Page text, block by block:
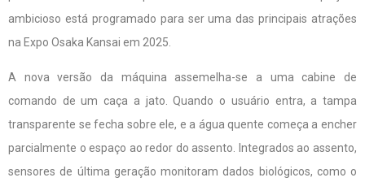
ambicioso está programado para ser uma das principais atrações
na Expo Osaka Kansai em 2025.
A nova versão da máquina assemelha-se a uma cabine de
comando de um caça a jato. Quando o usuário entra, a tampa
transparente se fecha sobre ele, e a água quente começa a encher
parcialmente o espaço ao redor do assento. Integrados ao assento,
sensores de última geração monitoram dados biológicos, como o